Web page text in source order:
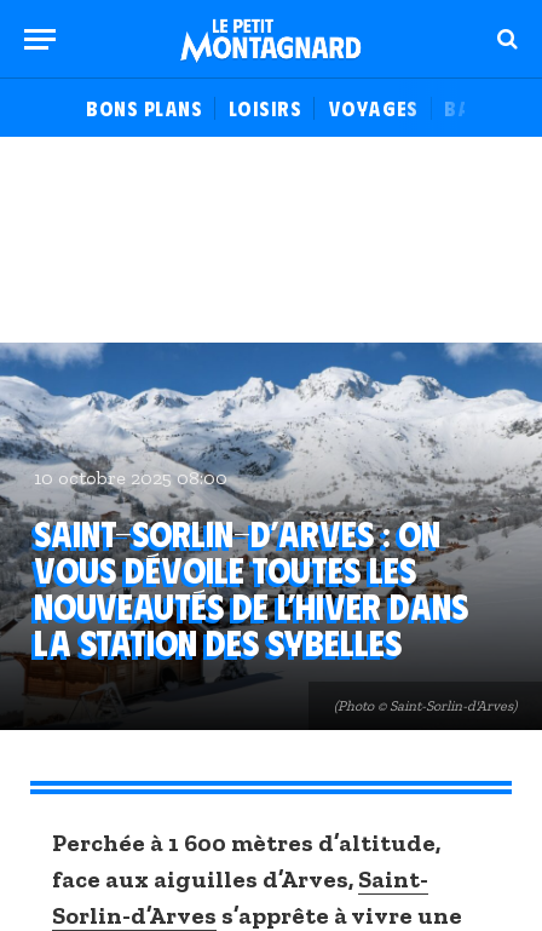
BONS PLANS LOISIRS VOYAGES BALADES
(Photo © Saint-Sorlin-d'Arves)
10 octobre 2025 08:00
Saint-Sorlin-d’Arves : on
vous dévoile toutes les
nouveautés de l’hiver dans
la station des Sybelles
Perchée à 1 600 mètres d’altitude,
face aux aiguilles d’Arves, Saint-
Sorlin-d’Arves s’apprête à vivre une